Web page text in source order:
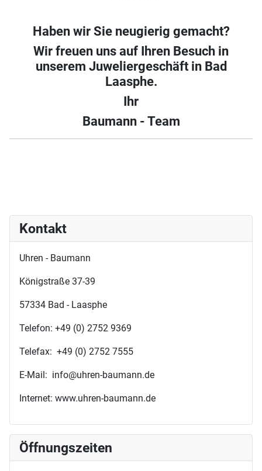
Haben wir Sie neugierig gemacht?
Wir freuen uns auf Ihren Besuch in
unserem Juweliergeschäft in Bad
Laasphe.
Ihr
Baumann - Team
Kontakt
Uhren - Baumann
Königstraße 37-39
57334 Bad - Laasphe
Telefon: +49 (0) 2752 9369
Telefax: +49 (0) 2752 7555
E-Mail: info@uhren-baumann.de
Internet: www.uhren-baumann.de
Öffnungszeiten